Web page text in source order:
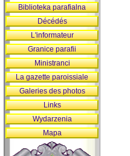
Biblioteka parafialna
Décédés
L'informateur
Granice parafii
Ministranci
La gazette paroissiale
Galeries des photos
Links
Wydarzenia
Mapa